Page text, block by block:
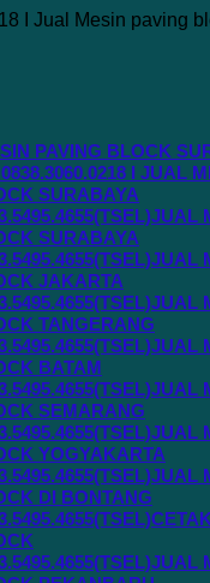
PAVING BLOCK
I JUAL
SURABAYA
SURABAYA
JAKARTA
TANGERANG
BATAM
SEMARANG
YOGYAKARTA
DI BONTANG